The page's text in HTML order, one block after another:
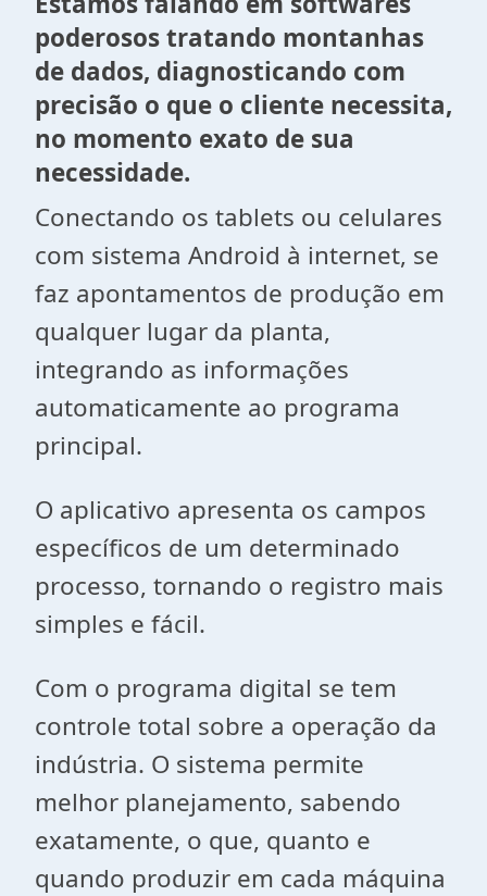
poderosos tratando montanhas
de dados, diagnosticando com
precisão o que o cliente necessita,
no momento exato de sua
necessidade.
Conectando os tablets ou celulares
com sistema Android à internet, se
faz apontamentos de produção em
qualquer lugar da planta,
integrando as informações
automaticamente ao programa
principal.
O aplicativo apresenta os campos
específicos de um determinado
processo, tornando o registro mais
simples e fácil.
Com o programa digital se tem
controle total sobre a operação da
indústria. O sistema permite
melhor planejamento, sabendo
exatamente, o que, quanto e
quando produzir em cada máquina